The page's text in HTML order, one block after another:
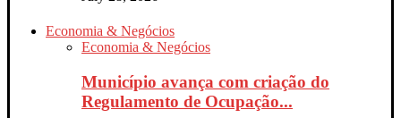
Economia & Negócios
Economia & Negócios
Município avança com criação do
Regulamento de Ocupação...